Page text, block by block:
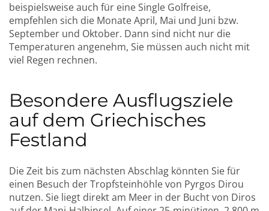
beispielsweise auch für eine Single Golfreise,
empfehlen sich die Monate April, Mai und Juni bzw.
September und Oktober. Dann sind nicht nur die
Temperaturen angenehm, Sie müssen auch nicht mit
viel Regen rechnen.
Besondere Ausflugsziele
auf dem Griechisches
Festland
Die Zeit bis zum nächsten Abschlag könnten Sie für
einen Besuch der Tropfsteinhöhle von Pyrgos Dirou
nutzen. Sie liegt direkt am Meer in der Bucht von Diros